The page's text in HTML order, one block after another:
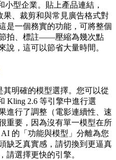
小型企業。貼上產品連結，
果、裁剪和與常見廣告格式對
是一個務實的功能，可將整個
拍、標註——壓縮為幾次點
說，這可以節省大量時間。
其明確的模型選擇。您可以從
Kling 2.6 等引擎中進行選
進行了調整（電影連續性、速
重要，因為沒有單一模型在所
的「功能與模型」分離為您
缺乏真實感，請切換到更逼真
請選擇更快的引擎。